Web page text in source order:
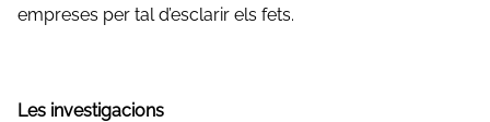
empreses per tal d’esclarir els fets.
Les investigacions